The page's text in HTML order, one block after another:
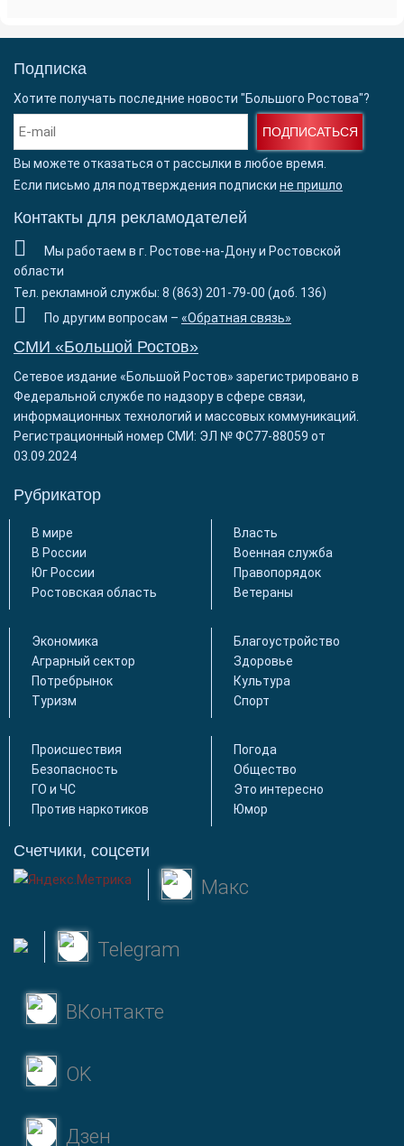
Подписка
Хотите получать последние новости "Большого Ростова"?
ПОДПИСАТЬСЯ
Вы можете отказаться от рассылки в любое время.
Если письмо для подтверждения подписки не пришло
Контакты для рекламодателей
Мы работаем в г. Ростове-на-Дону и Ростовской
области
Тел. рекламной службы: 8 (863) 201-79-00 (доб. 136)
По другим вопросам – «Обратная связь»
СМИ «Большой Ростов»
Сетевое издание «Большой Ростов» зарегистрировано в
Федеральной службе по надзору в сфере связи,
информационных технологий и массовых коммуникаций.
Регистрационный номер СМИ: ЭЛ № ФС77-88059 от
03.09.2024
Рубрикатор
В мире
В России
Юг России
Ростовская область
Власть
Военная служба
Правопорядок
Ветераны
Экономика
Аграрный сектор
Потребрынок
Туризм
Благоустройство
Здоровье
Культура
Спорт
Происшествия
Безопасность
ГО и ЧС
Против наркотиков
Погода
Общество
Это интересно
Юмор
Счетчики, соцсети
Макс
Telegram
ВКонтакте
OK
Дзен